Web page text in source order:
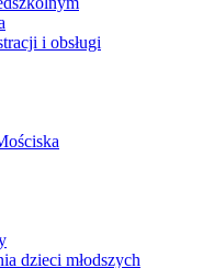
i obsługi
dzieci młodszych